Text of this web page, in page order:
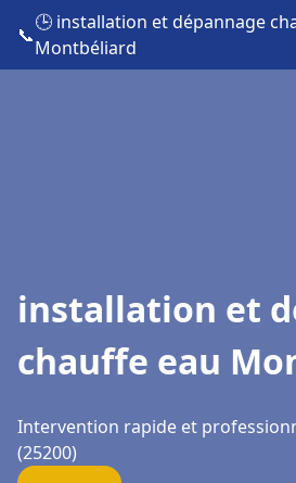
📞
🕒 installation et dépannage
Montbéliard
installation et
chauffe eau
Intervention rapide et
(25200)